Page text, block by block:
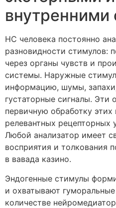
внутренними
НС человека постоянно
разновидности стимулов:
через органы чувств и
системы. Наружные
информацию, шумы,
густаторные сигналы. Эти
первичную обработку
релевантных рецепторных
Любой анализатор имеет
восприятия и толкования
в вавада казино.
Эндогенные стимулы
и охватывают
количестве